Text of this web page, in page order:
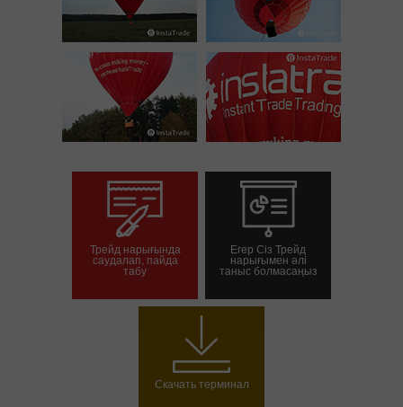
Трейд нарығында
саудалап, пайда
табу
Егер Сіз Трейд
нарығымен әлі
таныс болмасаңыз
Скачать терминал